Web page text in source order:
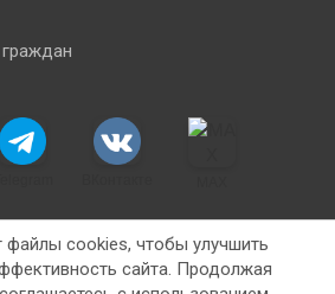
файлы cookies, чтобы улучшить
сайта. Продолжая